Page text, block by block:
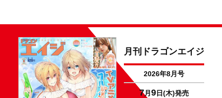
月刊ドラゴンエイジ
2026年8月号
7月 9日(木)発売